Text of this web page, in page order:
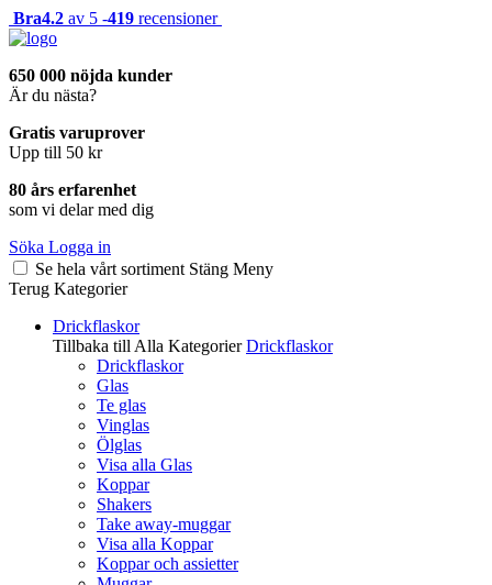
Bra4.2 av 5 -419 recensioner
650 000 nöjda kunder
Är du nästa?
Gratis varuprover
Upp till 50 kr
80 års erfarenhet
som vi delar med dig
Söka Logga in
Se hela vårt sortiment Stäng Meny
Terug Kategorier
Drickflaskor
Tillbaka till Alla Kategorier Drickflaskor
Drickflaskor
Glas
Te glas
Vinglas
Ölglas
Visa alla Glas
Koppar
Shakers
Take away-muggar
Visa alla Koppar
Koppar och assietter